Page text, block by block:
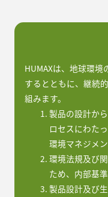
HUMAXは、地球環
するとともに、継続
組みます。
製品の設計か
ロセスにわた
環境マネジメ
環境法規及び
ため、内部基
製品設計及び